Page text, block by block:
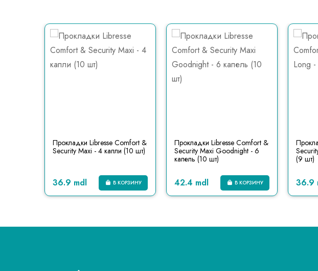
Прокладки Libresse Comfort &
Security Maxi - 4 капли (10 шт)
36.9 mdl В КОРЗИНУ
Прокладки Libresse Comfort &
Security Maxi Goodnight - 6
капель (10 шт)
42.4 mdl В КОРЗИНУ
(9 шт)
36.9